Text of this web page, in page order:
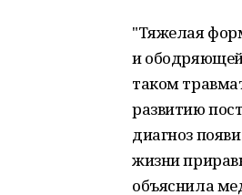
"Тяжелая
и ободряющей
таком
развитию
диагноз
жизни
объяснила